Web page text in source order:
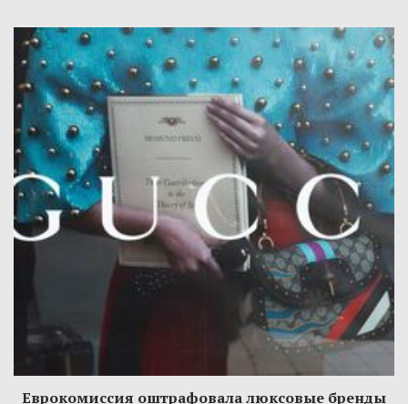
Еврокомиссия оштрафовала люксовые бренды